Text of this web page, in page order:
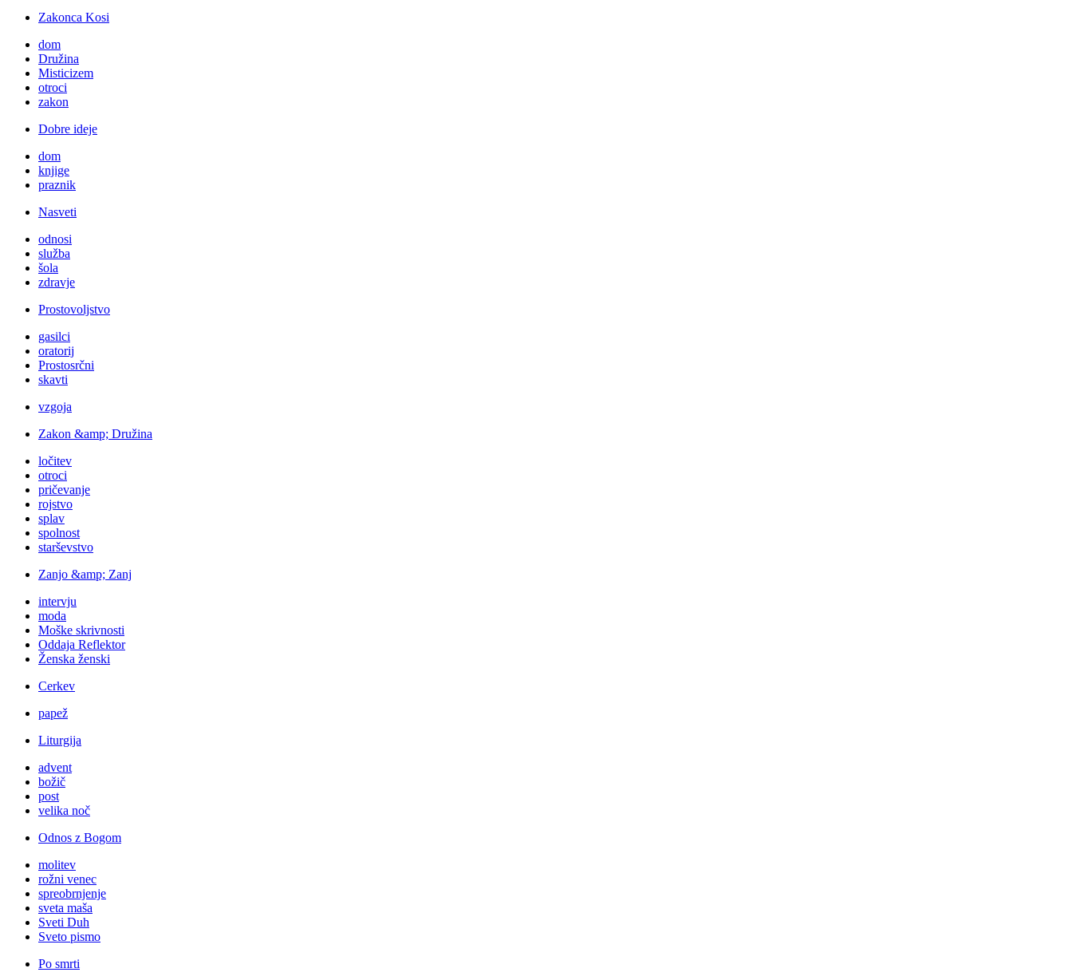
Zakonca Kosi
dom
Družina
Misticizem
otroci
zakon
Dobre ideje
dom
knjige
praznik
Nasveti
odnosi
služba
šola
zdravje
Prostovoljstvo
gasilci
oratorij
Prostosrčni
skavti
vzgoja
Zakon &amp; Družina
ločitev
otroci
pričevanje
rojstvo
splav
spolnost
starševstvo
Zanjo &amp; Zanj
intervju
moda
Moške skrivnosti
Oddaja Reflektor
Ženska ženski
Cerkev
papež
Liturgija
advent
božič
post
velika noč
Odnos z Bogom
molitev
rožni venec
spreobrnjenje
sveta maša
Sveti Duh
Sveto pismo
Po smrti